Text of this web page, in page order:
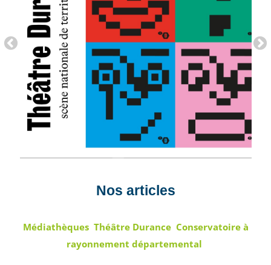
Nos articles
Médiathèques Théâtre Durance Conservatoire à
rayonnement départemental